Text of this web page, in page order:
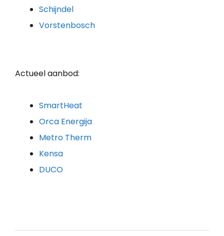
Schijndel
Vorstenbosch
Actueel aanbod:
SmartHeat
Orca Energija
Metro Therm
Kensa
DUCO